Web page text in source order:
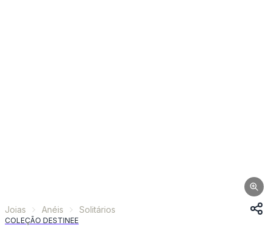
Joias Anéis Solitários
COLEÇÃO DESTINEE